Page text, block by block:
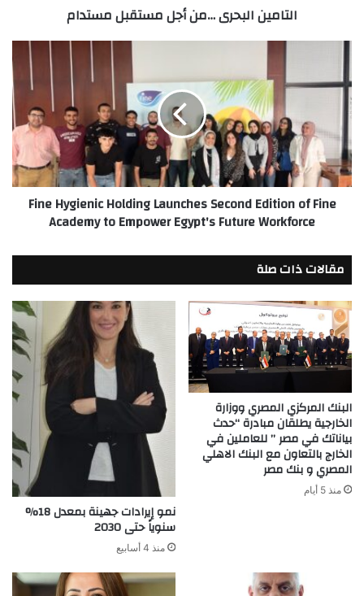
التامين البحرى …من أجل مستقبل مستدام
Holding
Launches
Second
Edition
of
Fine
Academy
Empower
Future
Workforce
Fine Hygienic Holding Launches Second Edition of Fine
Academy to Empower Egypt's Future Workforce
مقالات ذات صلة
البنك المركزي المصري ووزارة
الخارجية يطلقان مبادرة “حدث
بياناتك في مصر ” للعاملين في
الخارج بالتعاون مع البنك الاهلي
المصري و بنك مصر
منذ 5 أيام
نمو إيرادات جهينة بمعدل 18%
سنوياً حتى 2030
منذ 4 أسابيع